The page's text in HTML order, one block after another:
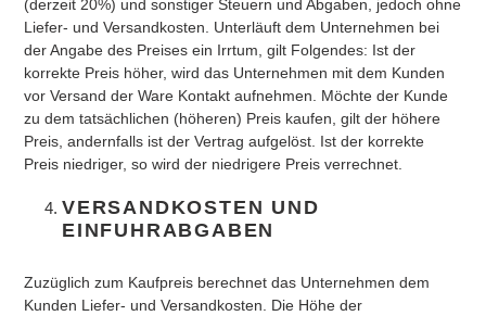
(derzeit 20%) und sonstiger Steuern und Abgaben, jedoch ohne
Liefer- und Versandkosten. Unterläuft dem Unternehmen bei
der Angabe des Preises ein Irrtum, gilt Folgendes: Ist der
korrekte Preis höher, wird das Unternehmen mit dem Kunden
vor Versand der Ware Kontakt aufnehmen. Möchte der Kunde
zu dem tatsächlichen (höheren) Preis kaufen, gilt der höhere
Preis, andernfalls ist der Vertrag aufgelöst. Ist der korrekte
Preis niedriger, so wird der niedrigere Preis verrechnet.
VERSANDKOSTEN UND
EINFUHRABGABEN
Zuzüglich zum Kaufpreis berechnet das Unternehmen dem
Kunden Liefer- und Versandkosten. Die Höhe der